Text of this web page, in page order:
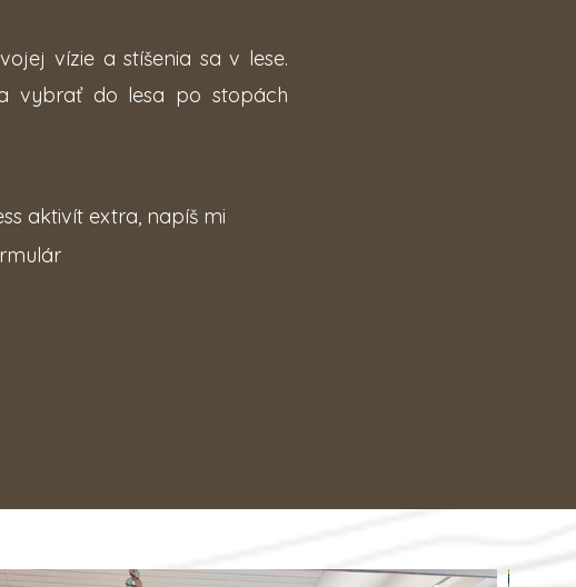
vízie a stíšenia sa v lese.
vybrať do lesa po stopách
aktivít extra, napíš mi